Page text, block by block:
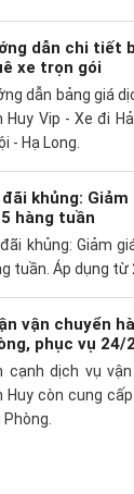
dẫn chi tiết
xe trọn gói
dẫn bảng giá
Huy Vip - Xe đi
- Hạ Long.
đãi khủng:
hàng tuần
khủng: Giảm
tuần. Áp dụng
vận chuyển
phục vụ 24/
cạnh dịch vụ
Huy còn cung